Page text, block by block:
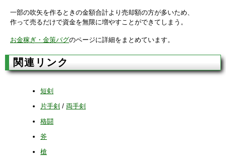
一部の吹矢を作るときの金額合計より売却額の方が多いため、
作って売るだけで資金を無限に増やすことができてしまう。
お金稼ぎ・金策バグのページに詳細をまとめています。
関連リンク
短剣
片手剣 / 両手剣
格闘
斧
槍